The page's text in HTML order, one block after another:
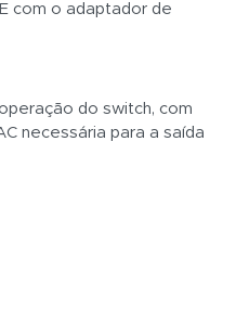
com o adaptador de
do switch, com
necessária para a saída